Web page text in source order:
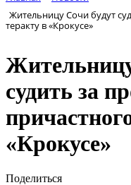
Жительницу Сочи будут
теракту в «Крокусе»
судить за
«Крокусе»
Поделиться